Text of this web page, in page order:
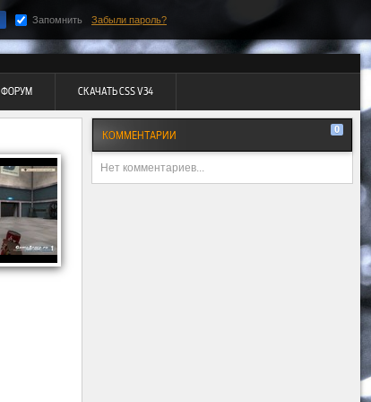
Запомнить Забыли пароль?
ФОРУМ СКАЧАТЬ CSS V34
КОММЕНТАРИИ 0
Нет комментариев...